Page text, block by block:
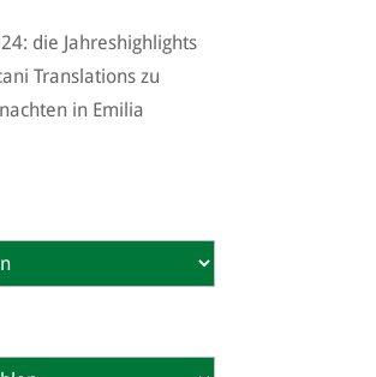
die Jahreshighlights
Translationszu
in Emilia